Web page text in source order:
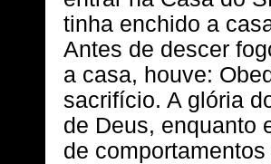
tinha enchido a
Antes de descer
a casa, houve:
sacrifício. A glória
de Deus, enquanto
de